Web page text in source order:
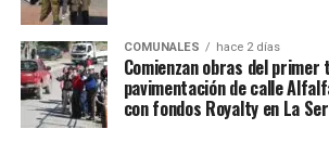
COMUNALES hace 2 días
Comienzan obras del primer
pavimentación de calle
con fondos Royalty en La